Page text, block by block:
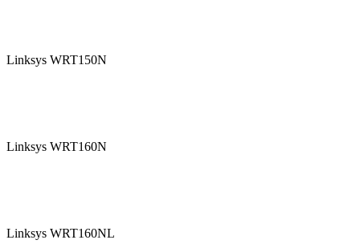
Linksys WRT150N
Linksys WRT160N
Linksys WRT160NL